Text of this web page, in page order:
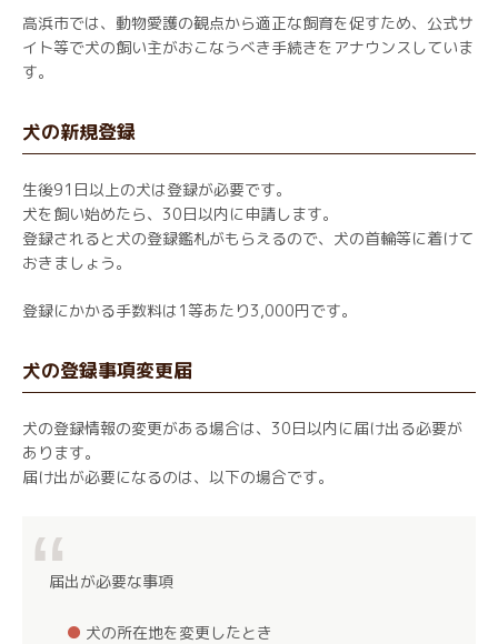
高浜市では、動物愛護の観点から適正な飼育を促すため、公式サ
イト等で犬の飼い主がおこなうべき手続きをアナウンスしていま
す。
犬の新規登録
生後91日以上の犬は登録が必要です。
犬を飼い始めたら、30日以内に申請します。
登録されると犬の登録鑑札がもらえるので、犬の首輪等に着けて
おきましょう。
登録にかかる手数料は1等あたり3,000円です。
犬の登録事項変更届
犬の登録情報の変更がある場合は、30日以内に届け出る必要が
あります。
届け出が必要になるのは、以下の場合です。
届出が必要な事項
犬の所在地を変更したとき